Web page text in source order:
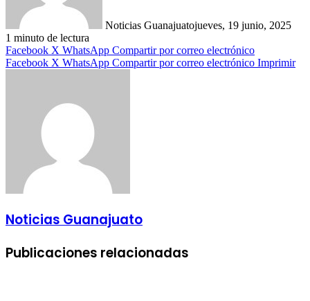
Noticias Guanajuatojueves, 19 junio, 2025
1 minuto de lectura
Facebook X WhatsApp Compartir por correo electrónico
Facebook X WhatsApp Compartir por correo electrónico Imprimir
Noticias Guanajuato
Publicaciones relacionadas